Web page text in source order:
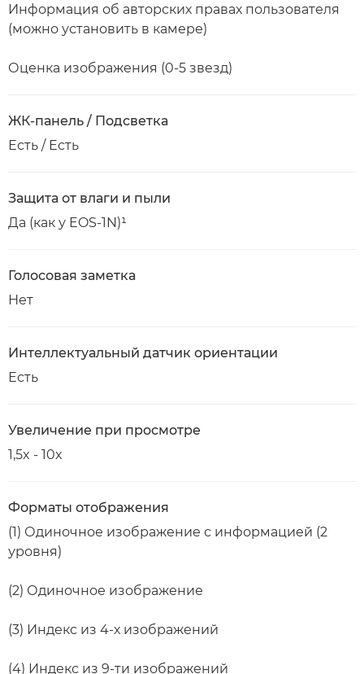
Информация об авторских правах пользователя
(можно установить в камере)
Оценка изображения (0-5 звезд)
ЖК-панель / Подсветка
Есть / Есть
Защита от влаги и пыли
Да (как у EOS-1N)¹
Голосовая заметка
Нет
Интеллектуальный датчик ориентации
Есть
Увеличение при просмотре
1,5x - 10x
Форматы отображения
(1) Одиночное изображение с информацией (2
уровня)
(2) Одиночное изображение
(3) Индекс из 4-х изображений
(4) Индекс из 9-ти изображений